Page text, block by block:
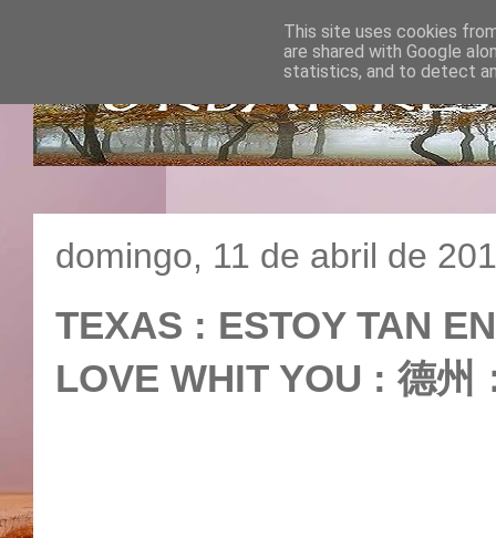
domingo, 11 de abril de
TEXAS : ESTOY TAN
LOVE WHIT YOU : 德州
This site uses cookies
are shared with Google
statistics, and to detect